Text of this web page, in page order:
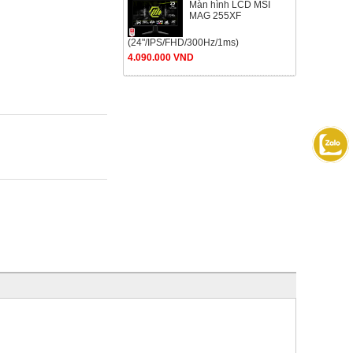
Màn hình LCD MSI
MAG 255XF
(24"/IPS/FHD/300Hz/1ms)
4.090.000 VND